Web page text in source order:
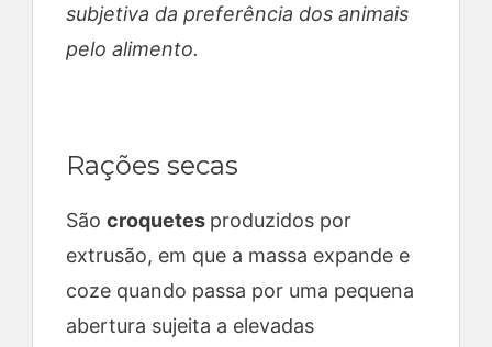
subjetiva da preferência dos animais
pelo alimento.
Rações secas
São croquetes produzidos por
extrusão, em que a massa expande e
coze quando passa por uma pequena
abertura sujeita a elevadas